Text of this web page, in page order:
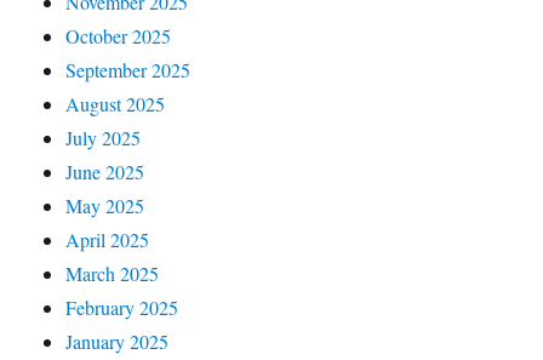
October 2025
September 2025
August 2025
July 2025
June 2025
May 2025
April 2025
March 2025
February 2025
January 2025